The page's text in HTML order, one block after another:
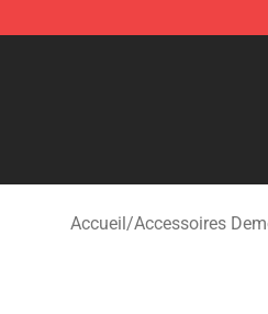
Kimetsu no Yaiba Store
Accueil/Accessoires